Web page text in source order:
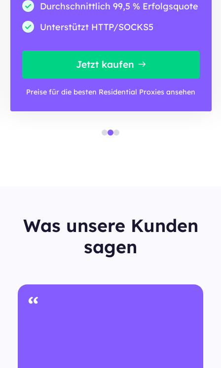
Durchschnittlich 99,5 % Erfolgsquote
Unterstützt HTTP/SOCKS5
Jetzt kaufen
Preise für die besten Residential Proxies ansehen
Was unsere Kunden
sagen
“